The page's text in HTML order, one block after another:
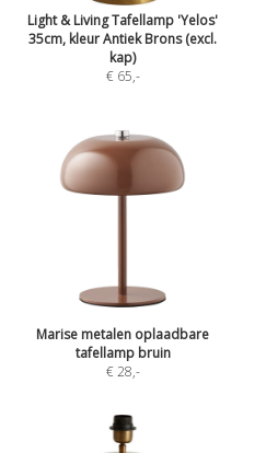
Light & Living Tafellamp 'Yelos'
35cm, kleur Antiek Brons (excl.
kap)
€ 65,-
Marise metalen oplaadbare
tafellamp bruin
€ 28,-